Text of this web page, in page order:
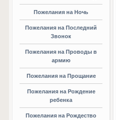
Пожелания на Ночь
Пожелания на Последний
Звонок
Пожелания на Проводы в
армию
Пожелания на Прощание
Пожелания на Рождение
ребенка
Пожелания на Рождество